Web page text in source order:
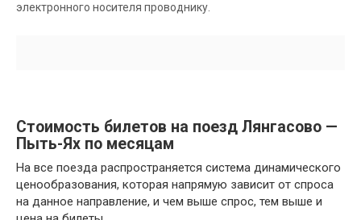
электронного носителя проводнику.
Стоимость билетов на поезд Лянгасово —
Пыть-Ях по месяцам
На все поезда распространяется система динамического
ценообразования, которая напрямую зависит от спроса
на данное направление, и чем выше спрос, тем выше и